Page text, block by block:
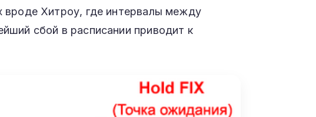
вроде Хитроу, где интервалы между
сбой в расписании приводит к